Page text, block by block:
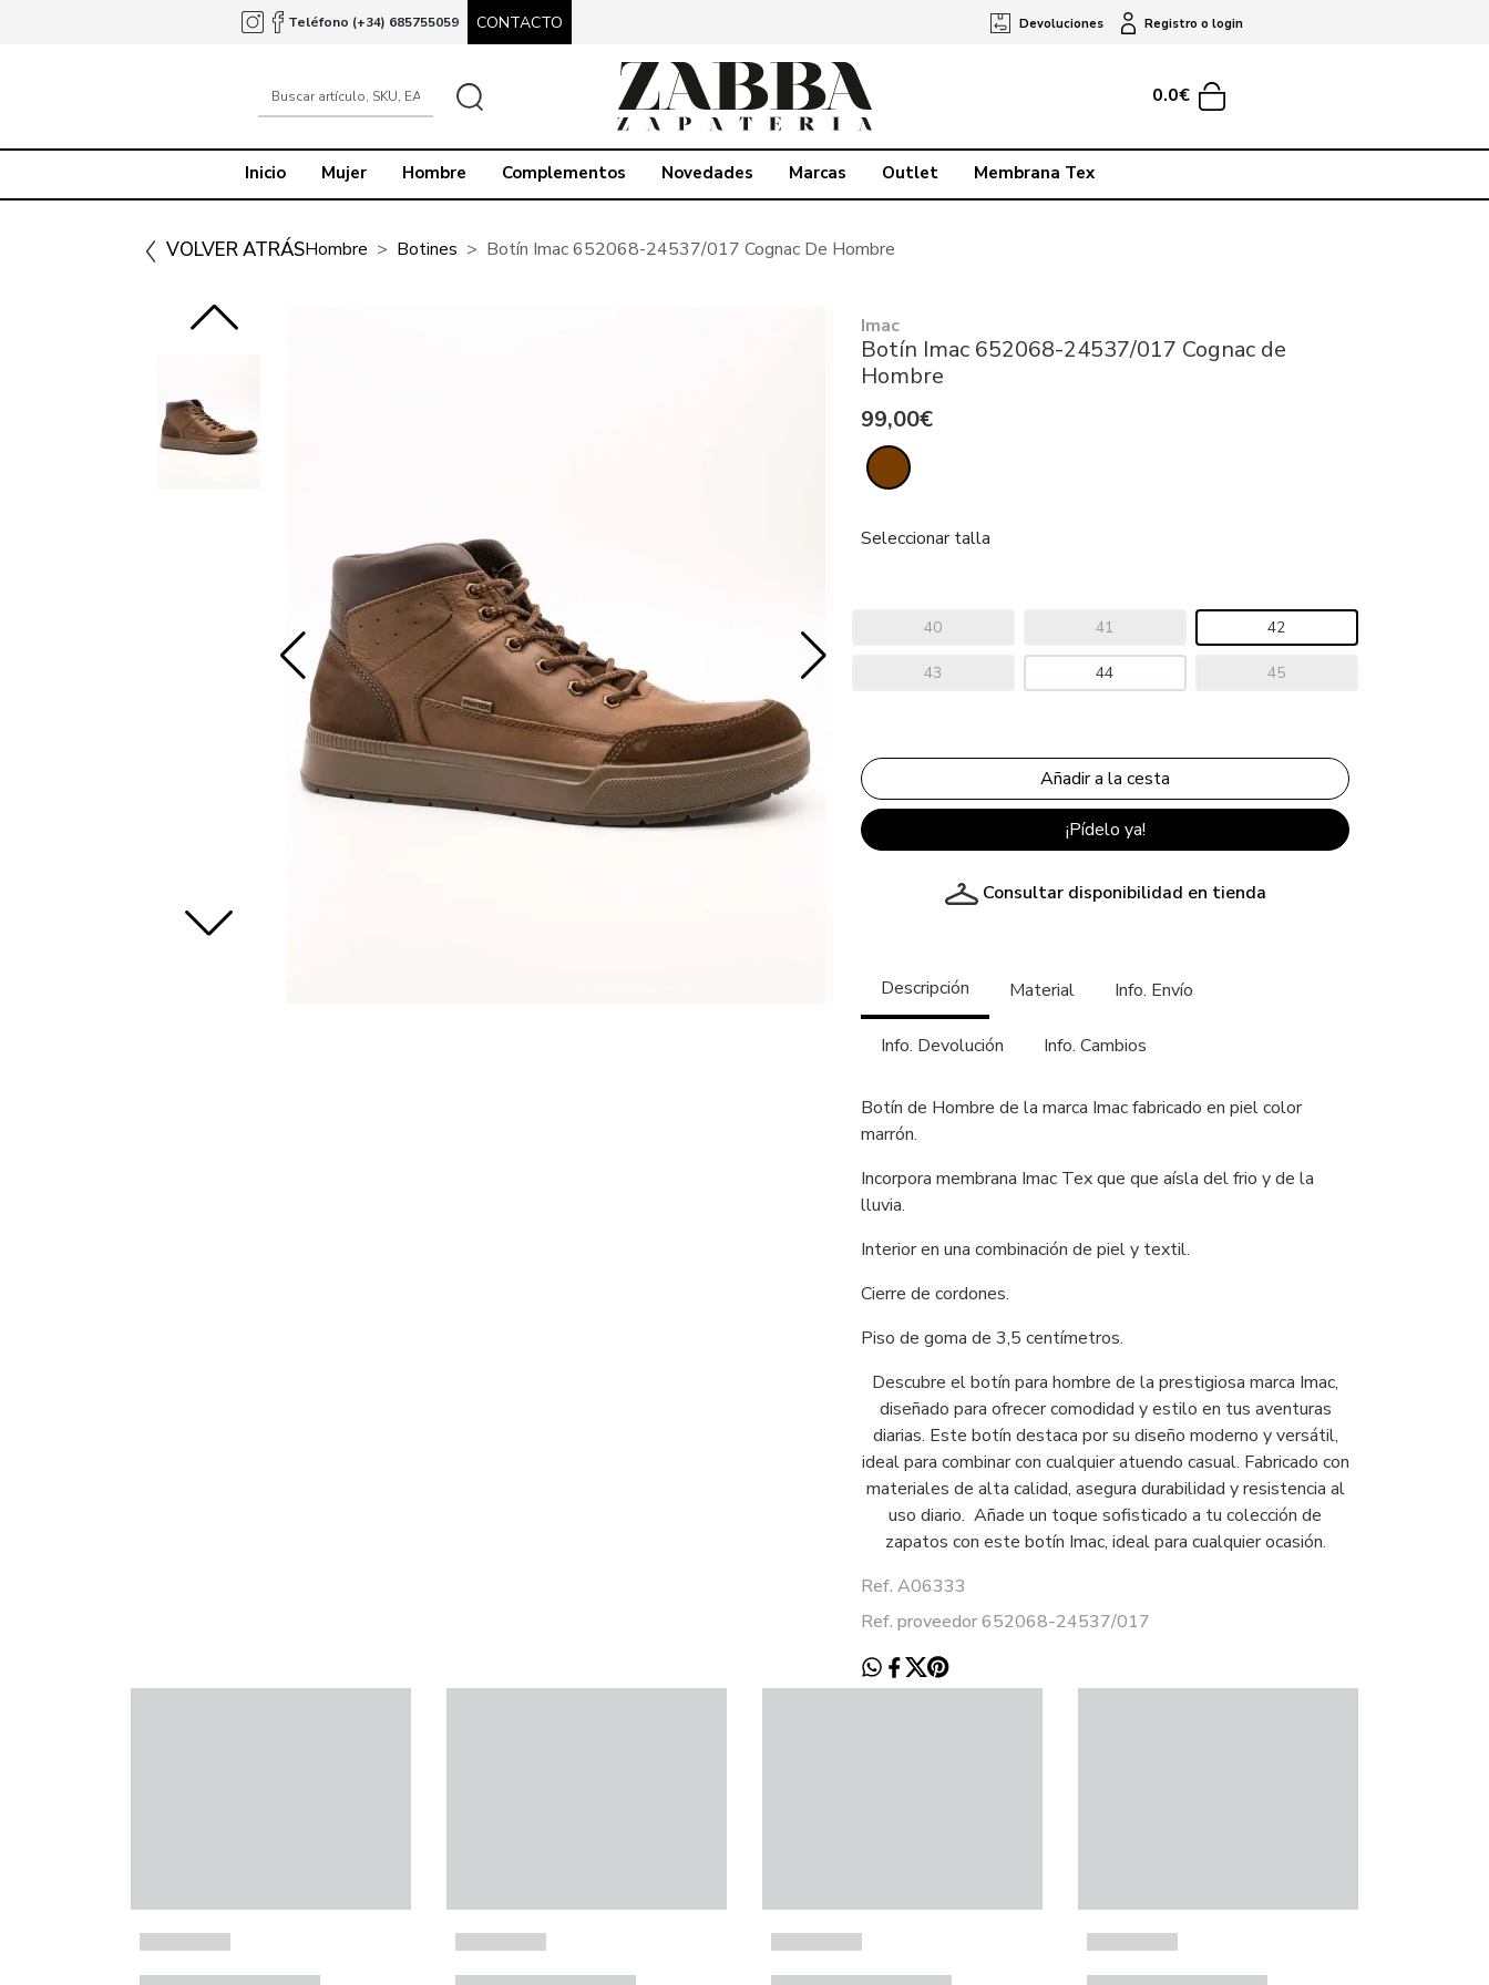
Teléfono (+34) 685755059 CONTACTO Devoluciones Registro o login
0.0€
Inicio Mujer Hombre Complementos Novedades Marcas Outlet Membrana Tex
VOLVER ATRÁSHombre Botines Botín Imac 652068-24537/017 Cognac De Hombre
Imac
Botín Imac 652068-24537/017 Cognac de
Hombre
99,00€
Seleccionar talla
40 41 42
43 44 45
¡Pídelo ya!
Consultar disponibilidad en tienda
Descripción Material Info. Envío
Info. Devolución Info. Cambios
Botín de Hombre de la marca Imac fabricado en piel color
marrón.
Incorpora membrana Imac Tex que que aísla del frio y de la
lluvia.
Interior en una combinación de piel y textil.
Cierre de cordones.
Piso de goma de 3,5 centímetros.
Descubre el botín para hombre de la prestigiosa marca Imac,
diseñado para ofrecer comodidad y estilo en tus aventuras
diarias. Este botín destaca por su diseño moderno y versátil,
ideal para combinar con cualquier atuendo casual. Fabricado con
materiales de alta calidad, asegura durabilidad y resistencia al
uso diario. Añade un toque sofisticado a tu colección de
zapatos con este botín Imac, ideal para cualquier ocasión.
Ref. A06333
Ref. proveedor 652068-24537/017